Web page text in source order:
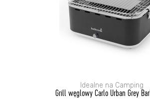
Idealne na Camping
Grill węglowy Carlo Urban Grey